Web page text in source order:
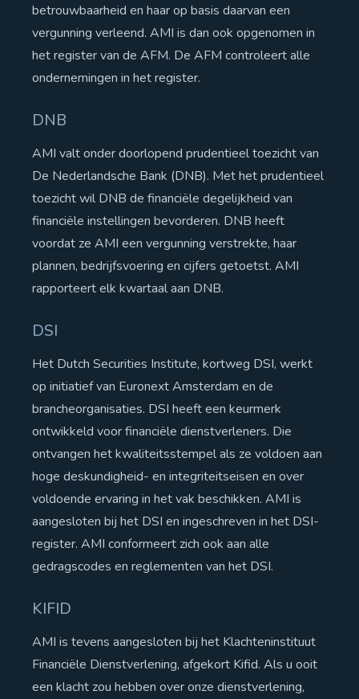
betrouwbaarheid en haar op basis daarvan een
vergunning verleend. AMI is dan ook opgenomen in
het register van de AFM. De AFM controleert alle
ondernemingen in het register.
DNB
AMI valt onder doorlopend prudentieel toezicht van
De Nederlandsche Bank (DNB). Met het prudentieel
toezicht wil DNB de financiële degelijkheid van
financiële instellingen bevorderen. DNB heeft
voordat ze AMI een vergunning verstrekte, haar
plannen, bedrijfsvoering en cijfers getoetst. AMI
rapporteert elk kwartaal aan DNB.
DSI
Het Dutch Securities Institute, kortweg DSI, werkt
op initiatief van Euronext Amsterdam en de
brancheorganisaties. DSI heeft een keurmerk
ontwikkeld voor financiële dienstverleners. Die
ontvangen het kwaliteitsstempel als ze voldoen aan
hoge deskundigheid- en integriteitseisen en over
voldoende ervaring in het vak beschikken. AMI is
aangesloten bij het DSI en ingeschreven in het DSI-
register. AMI conformeert zich ook aan alle
gedragscodes en reglementen van het DSI.
KIFID
AMI is tevens aangesloten bij het Klachteninstituut
Financiële Dienstverlening, afgekort Kifid. Als u ooit
een klacht zou hebben over onze dienstverlening,